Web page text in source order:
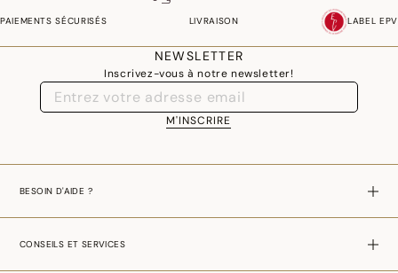
PAIEMENTS SÉCURISÉS LIVRAISON LABEL EPV
NEWSLETTER
Inscrivez-vous à notre newsletter!
M'INSCRIRE
BESOIN D'AIDE ?
CONSEILS ET SERVICES